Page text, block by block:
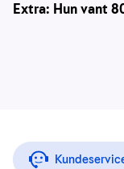
Extra: Hun vant